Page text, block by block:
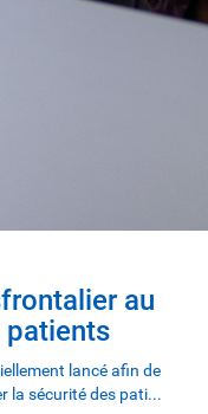
au
patients
lancé afin de
la sécurité des pati...